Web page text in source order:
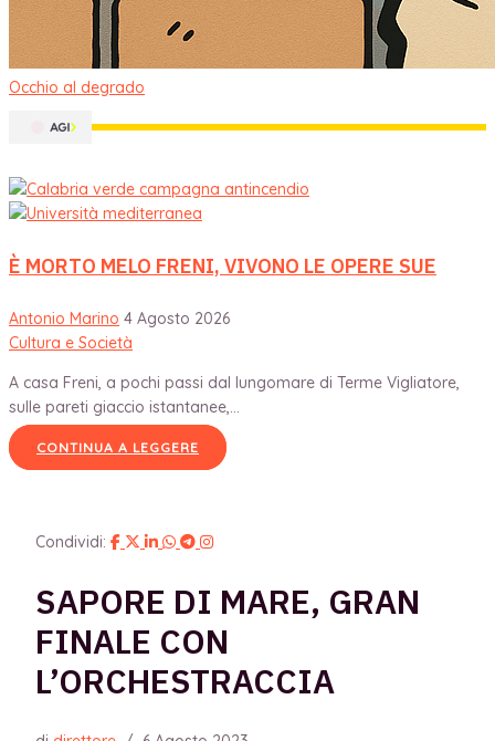
Occhio al degrado
È MORTO MELO FRENI, VIVONO LE OPERE SUE
Antonio Marino 4 Agosto 2026
Cultura e Società
A casa Freni, a pochi passi dal lungomare di Terme Vigliatore,
sulle pareti giaccio istantanee,...
CONTINUA A LEGGERE
Condividi:
SAPORE DI MARE, GRAN
FINALE CON
L’ORCHESTRACCIA